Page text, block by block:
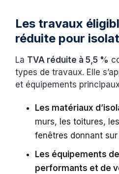
Les travaux
réduite pour
La TVA réduite à 5,5 %
types de travaux. Elle
et équipements
Les matériaux
murs, les toitures,
fenêtres donnant sur
Les équipements
performants et de